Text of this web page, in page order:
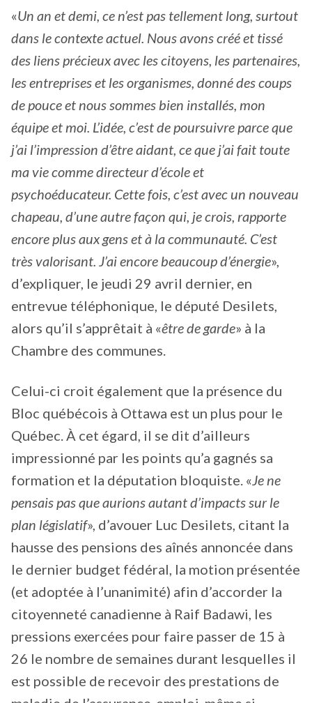
«Un an et demi, ce n’est pas tellement long, surtout
dans le contexte actuel. Nous avons créé et tissé
des liens précieux avec les citoyens, les partenaires,
les entreprises et les organismes, donné des coups
de pouce et nous sommes bien installés, mon
équipe et moi. L’idée, c’est de poursuivre parce que
j’ai l’impression d’être aidant, ce que j’ai fait toute
ma vie comme directeur d’école et
psychoéducateur. Cette fois, c’est avec un nouveau
chapeau, d’une autre façon qui, je crois, rapporte
encore plus aux gens et à la communauté. C’est
très valorisant. J’ai encore beaucoup d’énergie»,
d’expliquer, le jeudi 29 avril dernier, en
entrevue téléphonique, le député Desilets,
alors qu’il s’apprêtait à «être de garde» à la
Chambre des communes.
Celui-ci croit également que la présence du
Bloc québécois à Ottawa est un plus pour le
Québec. À cet égard, il se dit d’ailleurs
impressionné par les points qu’a gagnés sa
formation et la députation bloquiste. « Je ne
pensais pas que aurions autant d’impacts sur le
plan législatif», d’avouer Luc Desilets, citant la
hausse des pensions des aînés annoncée dans
le dernier budget fédéral, la motion présentée
(et adoptée à l’unanimité) afin d’accorder la
citoyenneté canadienne à Raif Badawi, les
pressions exercées pour faire passer de 15 à
26 le nombre de semaines durant lesquelles il
est possible de recevoir des prestations de